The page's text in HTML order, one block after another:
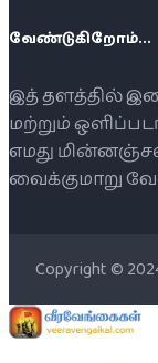
வேண்டுகிறோம்...
இத் தளத்தில்
மற்றும்
எமது
வைக்குமாறு
Copyright ©